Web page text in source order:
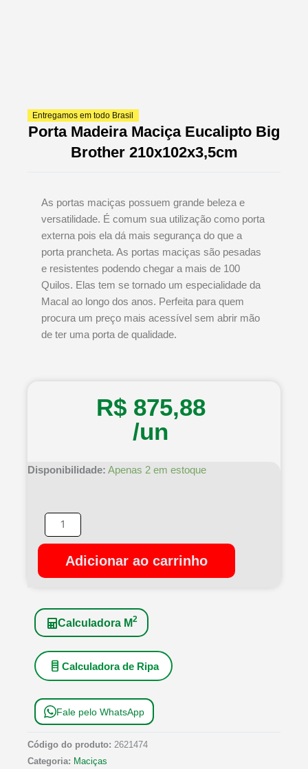
Entregamos em todo Brasil
Porta Madeira Maciça Eucalipto Big
Brother 210x102x3,5cm
As portas maciças possuem grande beleza e
versatilidade. É comum sua utilização como porta
externa pois ela dá mais segurança do que a
porta prancheta. As portas maciças são pesadas
e resistentes podendo chegar a mais de 100
Quilos. Elas tem se tornado um especialidade da
Macal ao longo dos anos. Perfeita para quem
procura um preço mais acessível sem abrir mão
de ter uma porta de qualidade.
R$875,88
/un
Disponibilidade: Apenas 2 em estoque
Porta
Eucalipto
Big
Brother
210x102x3,5cm
Adicionar ao carrinho
Calculadora M2
Calculadora de Ripa
Fale pelo WhatsApp
Código do produto: 2621474
Categoria: Maciças